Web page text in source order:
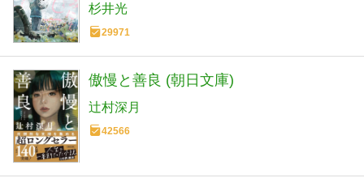
杉井光
29971
傲慢と善良 (朝日文庫)
辻村深月
42566